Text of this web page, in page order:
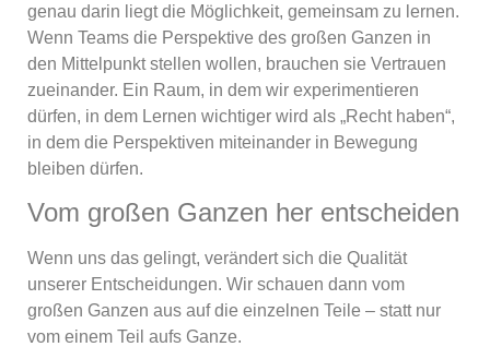
genau darin liegt die Möglichkeit, gemeinsam zu lernen.
Wenn Teams die Perspektive des großen Ganzen in
den Mittelpunkt stellen wollen, brauchen sie Vertrauen
zueinander. Ein Raum, in dem wir experimentieren
dürfen, in dem Lernen wichtiger wird als „Recht haben“,
in dem die Perspektiven miteinander in Bewegung
bleiben dürfen.
Vom großen Ganzen her entscheiden
Wenn uns das gelingt, verändert sich die Qualität
unserer Entscheidungen. Wir schauen dann vom
großen Ganzen aus auf die einzelnen Teile – statt nur
vom einem Teil aufs Ganze.